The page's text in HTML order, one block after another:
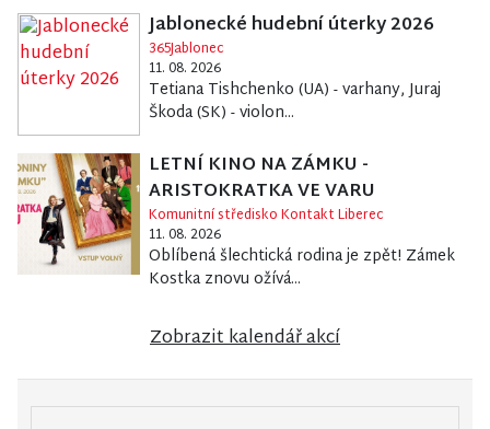
Jablonecké hudební úterky 2026
365Jablonec
11. 08. 2026
Tetiana Tishchenko (UA) - varhany, Juraj
Škoda (SK) - violon...
LETNÍ KINO NA ZÁMKU -
ARISTOKRATKA VE VARU
Komunitní středisko Kontakt Liberec
11. 08. 2026
Oblíbená šlechtická rodina je zpět! Zámek
Kostka znovu ožívá...
Zobrazit kalendář akcí